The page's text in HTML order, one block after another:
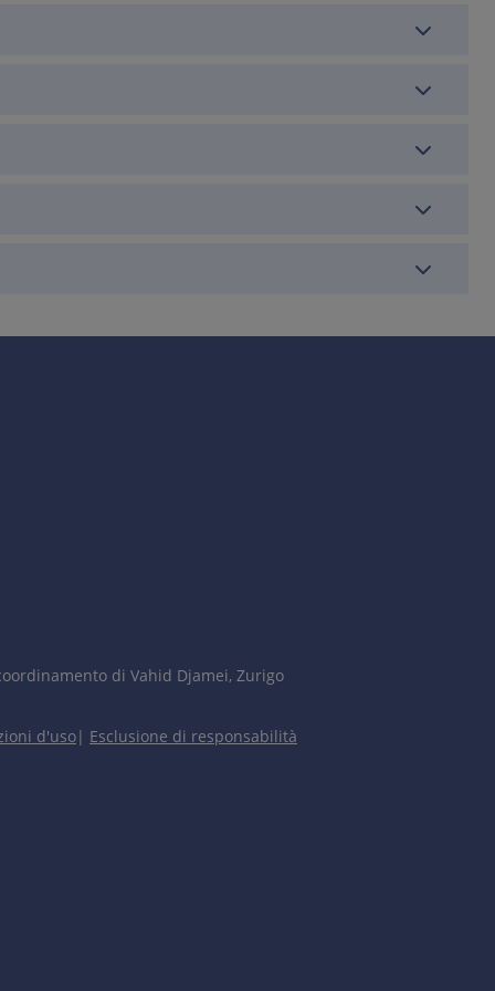
di Vahid Djamei, Zurigo
d'uso| Esclusione di responsabilità